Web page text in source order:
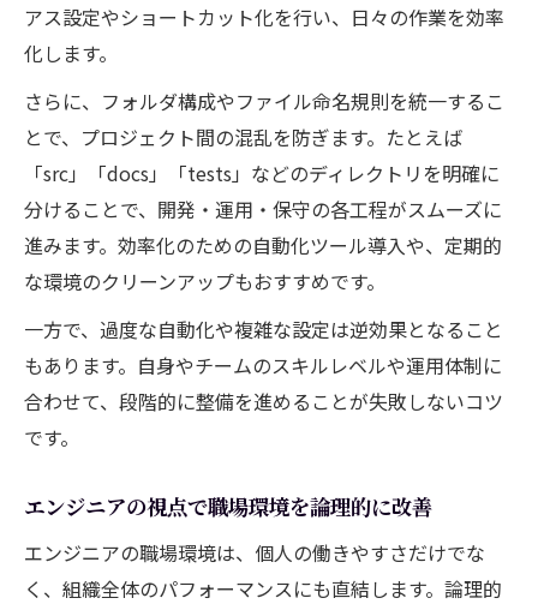
アス設定やショートカット化を行い、日々の作業を効率
化します。
さらに、フォルダ構成やファイル命名規則を統一するこ
とで、プロジェクト間の混乱を防ぎます。たとえば
「src」「docs」「tests」などのディレクトリを明確に
分けることで、開発・運用・保守の各工程がスムーズに
進みます。効率化のための自動化ツール導入や、定期的
な環境のクリーンアップもおすすめです。
一方で、過度な自動化や複雑な設定は逆効果となること
もあります。自身やチームのスキルレベルや運用体制に
合わせて、段階的に整備を進めることが失敗しないコツ
です。
エンジニアの視点で職場環境を論理的に改善
エンジニアの職場環境は、個人の働きやすさだけでな
く、組織全体のパフォーマンスにも直結します。論理的